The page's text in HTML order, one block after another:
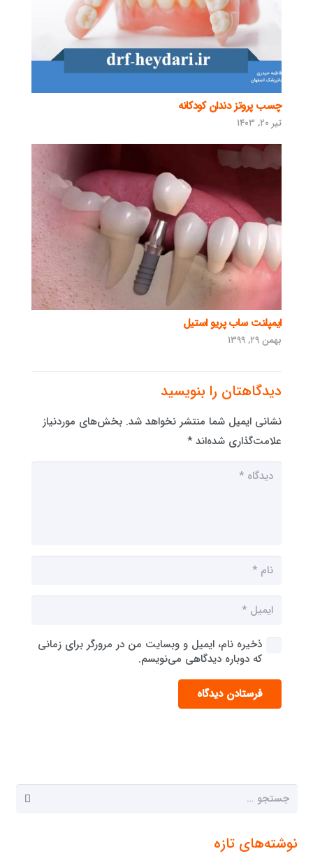
چسب پروتز دندان کودکانه
تیر ۲۰, ۱۴۰۳
ایمپلنت ساب پریو استیل
بهمن ۲۹, ۱۳۹۹
دیدگاهتان را بنویسید
نشانی ایمیل شما منتشر نخواهد شد. بخش‌های موردنیاز
علامت‌گذاری شده‌اند *
ذخیره نام، ایمیل و وبسایت من در مرورگر برای زمانی
که دوباره دیدگاهی می‌نویسم.
فرستادن دیدگاه
جستجو
نوشته‌های تازه